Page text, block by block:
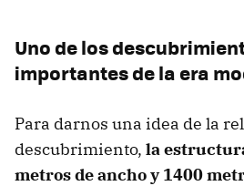
Uno de los
importantes de la era
Para darnos una idea de la
descubrimiento, la
metros de ancho y 1400